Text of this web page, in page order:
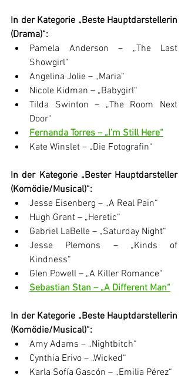
In der Kategorie „Beste Hauptdarstellerin
(Drama)“:
Pamela Anderson – „The Last
Showgirl“
Angelina Jolie – „Maria“
Nicole Kidman – „Babygirl“
Tilda Swinton – „The Room Next
Door“
Fernanda Torres – „I’m Still Here“
Kate Winslet – „Die Fotografin“
In der Kategorie „Bester Hauptdarsteller
(Komödie/Musical)“:
Jesse Eisenberg – „A Real Pain“
Hugh Grant – „Heretic“
Gabriel LaBelle – „Saturday Night“
Jesse Plemons – „Kinds of
Kindness“
Glen Powell – „A Killer Romance“
Sebastian Stan – „A Different Man“
In der Kategorie „Beste Hauptdarstellerin
(Komödie/Musical)“:
Amy Adams – „Nightbitch“
Cynthia Erivo – „Wicked“
Karla Sofía Gascón – „Emilia Pérez“